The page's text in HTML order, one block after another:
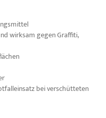
wirksam gegen Graffiti,
bei verschütteten